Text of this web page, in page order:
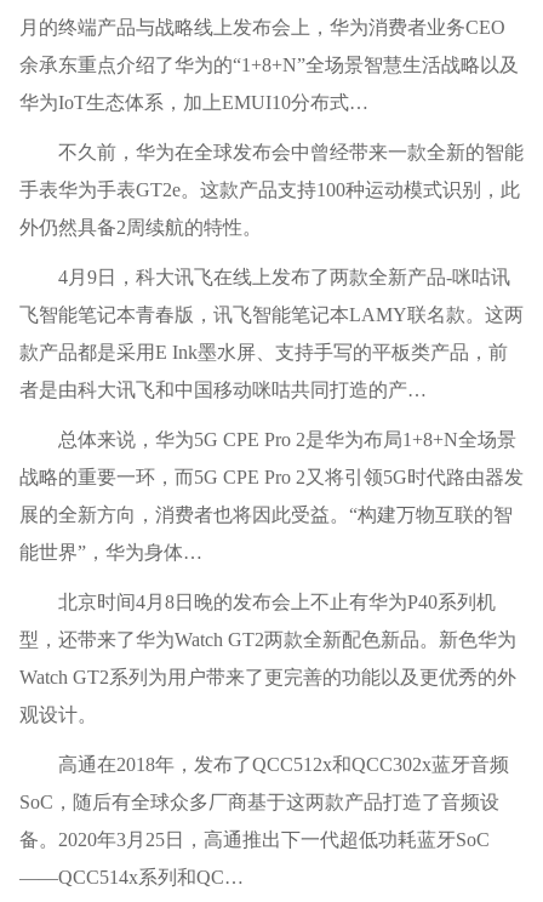
月的终端产品与战略线上发布会上，华为消费者业务CEO
余承东重点介绍了华为的“1+8+N”全场景智慧生活战略以及
华为IoT生态体系，加上EMUI10分布式…
不久前，华为在全球发布会中曾经带来一款全新的智能
手表华为手表GT2e。这款产品支持100种运动模式识别，此
外仍然具备2周续航的特性。
4月9日，科大讯飞在线上发布了两款全新产品-咪咕讯
飞智能笔记本青春版，讯飞智能笔记本LAMY联名款。这两
款产品都是采用E Ink墨水屏、支持手写的平板类产品，前
者是由科大讯飞和中国移动咪咕共同打造的产…
总体来说，华为5G CPE Pro 2是华为布局1+8+N全场景
战略的重要一环，而5G CPE Pro 2又将引领5G时代路由器发
展的全新方向，消费者也将因此受益。“构建万物互联的智
能世界”，华为身体…
北京时间4月8日晚的发布会上不止有华为P40系列机
型，还带来了华为Watch GT2两款全新配色新品。新色华为
Watch GT2系列为用户带来了更完善的功能以及更优秀的外
观设计。
高通在2018年，发布了QCC512x和QCC302x蓝牙音频
SoC，随后有全球众多厂商基于这两款产品打造了音频设
备。2020年3月25日，高通推出下一代超低功耗蓝牙SoC
——QCC514x系列和QC…